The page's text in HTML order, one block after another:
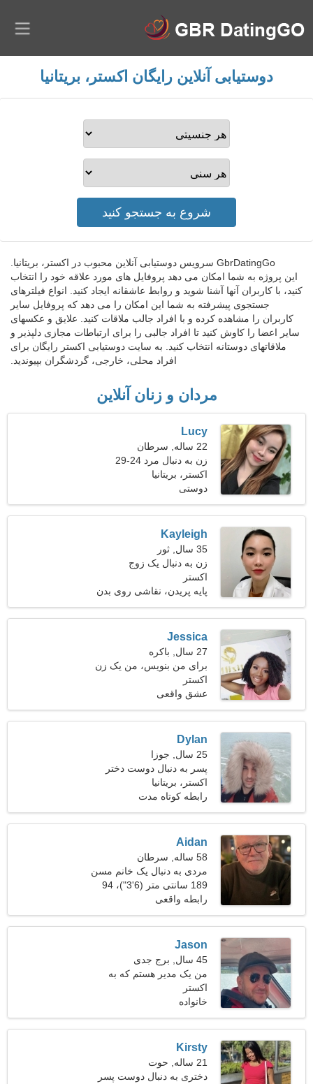
دوستیابی آنلاین رایگان اکستر، بریتانیا
GbrDatingGo سرویس دوستیابی آنلاین محبوب در اکستر، بریتانیا.
این پروژه به شما امکان می دهد پروفایل های مورد علاقه خود را انتخاب
کنید، با کاربران آنها آشنا شوید و روابط عاشقانه ایجاد کنید. انواع فیلترهای
جستجوی پیشرفته به شما این امکان را می دهد که پروفایل سایر
کاربران را مشاهده کرده و با افراد جالب ملاقات کنید. علایق و عکسهای
سایر اعضا را کاوش کنید تا افراد جالبی را برای ارتباطات مجازی دلپذیر و
ملاقاتهای دوستانه انتخاب کنید. به سایت دوستیابی اکستر رایگان برای
افراد محلی، خارجی، گردشگران بپیوندید.
مردان و زنان آنلاین
Lucy
22 ساله, سرطان
زن به دنبال مرد 24-29
اکستر، بریتانیا
دوستی
Kayleigh
35 سال, ثور
زن به دنبال یک زوج
اکستر
پایه پریدن، نقاشی روی بدن
Jessica
27 سال, باکره
برای من بنویس، من یک زن
دنج هستم
اکستر
عشق واقعی
Dylan
25 سال, جوزا
پسر به دنبال دوست دختر
است
اکستر، بریتانیا
رابطه کوتاه مدت
Aidan
58 ساله, سرطان
مردی به دنبال یک خانم مسن
189 سانتی متر (6'3")، 94
کیلوگرم (207 پوند)
رابطه واقعی
Jason
45 سال, برج جدی
من یک مدیر هستم که به
دنبال یک زن فوق العاده
هستم
اکستر
خانواده
Kirsty
21 ساله, حوت
دختری به دنبال دوست پسر